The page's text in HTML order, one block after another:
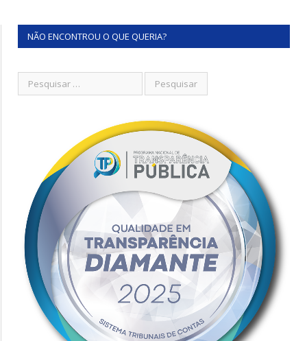
NÃO ENCONTROU O QUE QUERIA?